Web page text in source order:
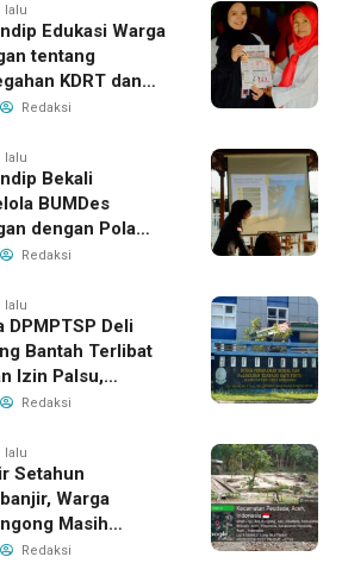
lalu
Edukasi Warga
tentang
KDRT dan
Keluarga
Redaksi
lalu
Bekali
BUMDes
dengan Pola
Redaksi
lalu
DPMPTSP Deli
Bantah Terlibat
Izin Palsu,
Proses
Redaksi
lalu
Setahun
Warga
Masih
Bantuan
Redaksi